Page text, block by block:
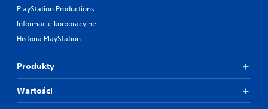
PlayStation Productions
Informacje korporacyjne
Historia PlayStation
Produkty
Wartości